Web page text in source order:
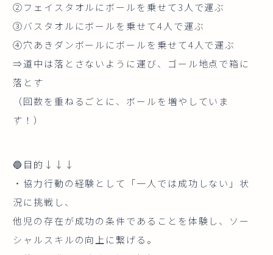
②フェイスタオルにボールを乗せて3人で運ぶ
③バスタオルにボールを乗せて4人で運ぶ
④穴あきダンボールにボールを乗せて4人で運ぶ
⇒道中は落とさないように運び、ゴール地点で箱に
落とす
（回数を重ねるごとに、ボールを増やしていま
す！）
🔵目的↓↓↓
・協力行動の経験として「一人では成功しない」状
況に挑戦し、
他児の存在が成功の条件であることを体験し、ソー
シャルスキルの向上に繋げる。